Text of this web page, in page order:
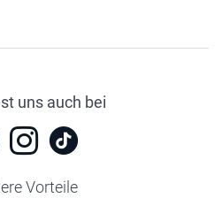
uns auch bei
Vorteile